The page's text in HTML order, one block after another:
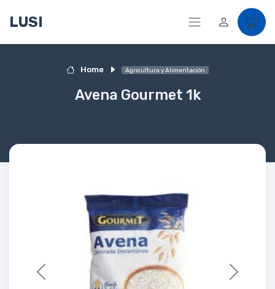
LUSI
Home Agricultura y Alimentación
Avena Gourmet 1k
Previous Next